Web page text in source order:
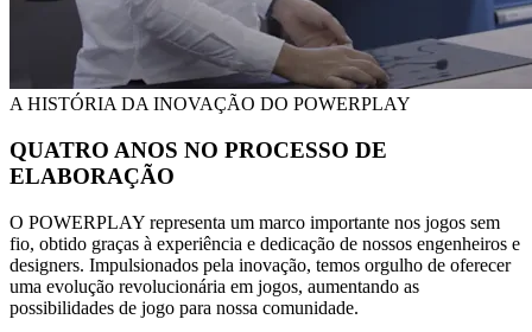
A HISTÓRIA DA INOVAÇÃO DO POWERPLAY
QUATRO ANOS NO PROCESSO DE
ELABORAÇÃO
O POWERPLAY representa um marco importante nos jogos sem
fio, obtido graças à experiência e dedicação de nossos engenheiros e
designers. Impulsionados pela inovação, temos orgulho de oferecer
uma evolução revolucionária em jogos, aumentando as
possibilidades de jogo para nossa comunidade.